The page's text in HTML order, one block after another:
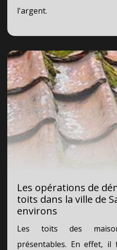
l'argent.
Les opérations de
toits dans la ville de
environs
Les toits des
présentables. En effet,